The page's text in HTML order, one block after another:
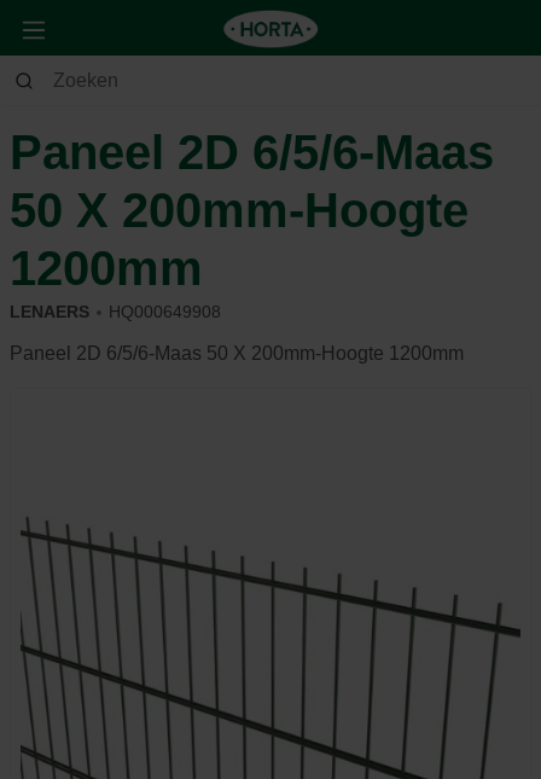
Tuin Tuininrichting
Paneel 2D 6/5/6-Maas
50 X 200mm-Hoogte
1200mm
LENAERS HQ000649908
Paneel 2D 6/5/6-Maas 50 X 200mm-Hoogte 1200mm